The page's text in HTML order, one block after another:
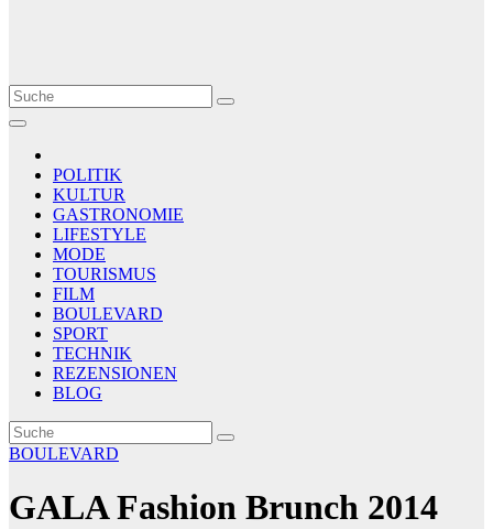
Le Matin
AGENCE DE PRESSE
POLITIK
KULTUR
GASTRONOMIE
LIFESTYLE
MODE
TOURISMUS
FILM
BOULEVARD
SPORT
TECHNIK
REZENSIONEN
BLOG
BOULEVARD
GALA Fashion Brunch 2014